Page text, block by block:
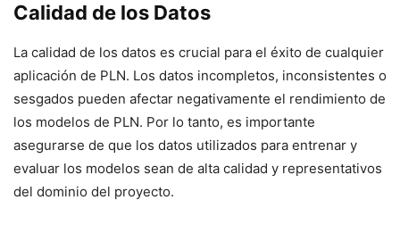
Calidad de los Datos
La calidad de los datos es crucial para el éxito de cualquier
aplicación de PLN. Los datos incompletos, inconsistentes o
sesgados pueden afectar negativamente el rendimiento de
los modelos de PLN. Por lo tanto, es importante
asegurarse de que los datos utilizados para entrenar y
evaluar los modelos sean de alta calidad y representativos
del dominio del proyecto.